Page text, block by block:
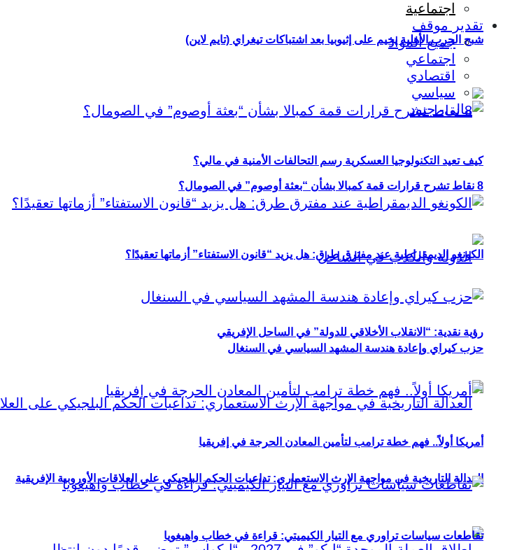
شبح الحرب الأهلية يخيم على إثيوبيا بعد اشتباكات تيغراي (تايم لاين)
8 نقاط تشرح قرارات قمة كمبالا بشأن “بعثة أوصوم” في الصومال؟
رؤية نقدية: “الانقلاب الأخلاقي للدولة” في الساحل الإفريقي
العدالة التاريخية في مواجهة الإرث الاستعماري: تداعيات الحكم البلجيكي على العلاقات الأوروبية الإفريقية
اجتماعية
تقدير موقف
جميع المواد
اجتماعي
اقتصادي
سياسي
كيف تعيد التكنولوجيا العسكرية رسم التحالفات الأمنية في مالي؟
الكونغو الديمقراطية عند مفترق طرق: هل يزيد “قانون الاستفتاء” أزماتها تعقيدًا؟
حزب كيراي وإعادة هندسة المشهد السياسي في السنغال
أمريكا أولاً.. فهم خطة ترامب لتأمين المعادن الحرجة في إفريقيا
تقاطعات سياسات تراوري مع التيار الكيميتي: قراءة في خطاب واهيغويا